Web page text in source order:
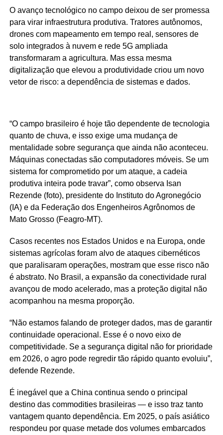
O avanço tecnológico no campo deixou de ser promessa
para virar infraestrutura produtiva. Tratores autônomos,
drones com mapeamento em tempo real, sensores de
solo integrados à nuvem e rede 5G ampliada
transformaram a agricultura. Mas essa mesma
digitalização que elevou a produtividade criou um novo
vetor de risco: a dependência de sistemas e dados.
“O campo brasileiro é hoje tão dependente de tecnologia
quanto de chuva, e isso exige uma mudança de
mentalidade sobre segurança que ainda não aconteceu.
Máquinas conectadas são computadores móveis. Se um
sistema for comprometido por um ataque, a cadeia
produtiva inteira pode travar”, como observa Isan
Rezende (foto), presidente do Instituto do Agronegócio
(IA) e da Federação dos Engenheiros Agrônomos de
Mato Grosso (Feagro-MT).
Casos recentes nos Estados Unidos e na Europa, onde
sistemas agrícolas foram alvo de ataques cibernéticos
que paralisaram operações, mostram que esse risco não
é abstrato. No Brasil, a expansão da conectividade rural
avançou de modo acelerado, mas a proteção digital não
acompanhou na mesma proporção.
“Não estamos falando de proteger dados, mas de garantir
continuidade operacional. Esse é o novo eixo de
competitividade. Se a segurança digital não for prioridade
em 2026, o agro pode regredir tão rápido quanto evoluiu”,
defende Rezende.
É inegável que a China continua sendo o principal
destino das commodities brasileiras — e isso traz tanto
vantagem quanto dependência. Em 2025, o país asiático
respondeu por quase metade dos volumes embarcados